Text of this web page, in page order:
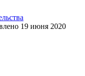
19 июня 2020